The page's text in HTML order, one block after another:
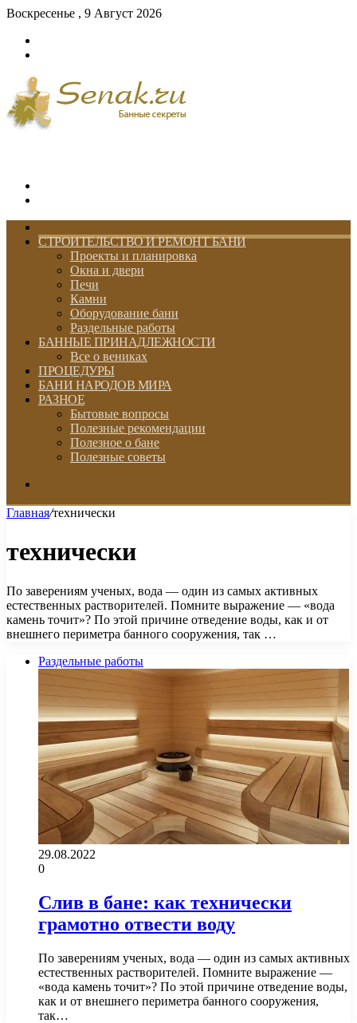
Воскресенье , 9 Август 2026
СТРОИТЕЛЬСТВО И РЕМОНТ БАНИ
Проекты и планировка
Окна и двери
Печи
Камни
Оборудование бани
Раздельные работы
БАННЫЕ ПРИНАДЛЕЖНОСТИ
Все о вениках
ПРОЦЕДУРЫ
БАНИ НАРОДОВ МИРА
РАЗНОЕ
Бытовые вопросы
Полезные рекомендации
Полезное о бане
Полезные советы
Главная/технически
технически
По заверениям ученых, вода — один из самых активных
естественных растворителей. Помните выражение — «вода
камень точит»? По этой причине отведение воды, как и от
внешнего периметра банного сооружения, так …
Раздельные работы
29.08.2022
0
Слив в бане: как технически
грамотно отвести воду
По заверениям ученых, вода — один из самых активных
естественных растворителей. Помните выражение —
«вода камень точит»? По этой причине отведение воды,
как и от внешнего периметра банного сооружения,
так…